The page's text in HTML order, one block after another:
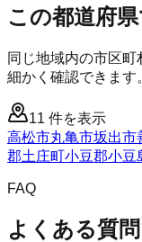
この都道府
同じ地域内の市区
細かく確認できます
11 件を表示
高松市丸亀市坂出市
郡土庄町小豆郡小豆
FAQ
よくある質問